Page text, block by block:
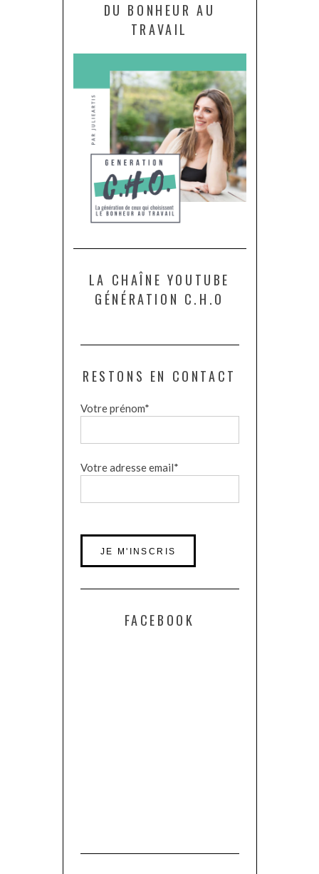
DU BONHEUR AU
TRAVAIL
LA CHAÎNE YOUTUBE
GÉNÉRATION C.H.O
RESTONS EN CONTACT
Votre prénom*
Votre adresse email*
FACEBOOK